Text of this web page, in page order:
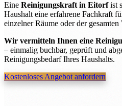
Eine Reinigungskraft in Eitorfist
Haushalt eine erfahrene Fachkraft
einzelner Räume oder der
Wir vermitteln Ihnen eine
– einmalig buchbar, geprüft und
Reinigungsbedarf Ihres Haushalts.
Kostenloses Angebot anfordern